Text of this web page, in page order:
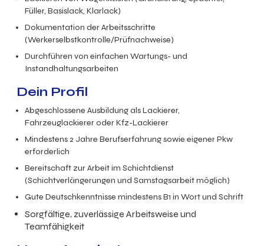
Füller, Basislack, Klarlack)
Dokumentation der Arbeitsschritte
(Werkerselbstkontrolle/Prüfnachweise)
Durchführen von einfachen Wartungs- und
Instandhaltungsarbeiten
Dein Profil
Abgeschlossene Ausbildung als Lackierer,
Fahrzeuglackierer oder Kfz-Lackierer
Mindestens 2 Jahre Berufserfahrung sowie eigener Pkw
erforderlich
Bereitschaft zur Arbeit im Schichtdienst
(Schichtverlängerungen und Samstagsarbeit möglich)
Gute Deutschkenntnisse mindestens B1 in Wort und Schrift
Sorgfältige, zuverlässige Arbeitsweise und
Teamfähigkeit